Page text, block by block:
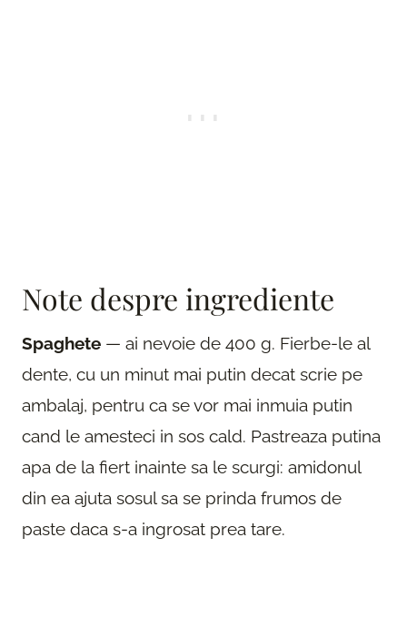
Note despre ingrediente
Spaghete — ai nevoie de 400 g. Fierbe-le al
dente, cu un minut mai putin decat scrie pe
ambalaj, pentru ca se vor mai inmuia putin
cand le amesteci in sos cald. Pastreaza putina
apa de la fiert inainte sa le scurgi: amidonul
din ea ajuta sosul sa se prinda frumos de
paste daca s-a ingrosat prea tare.